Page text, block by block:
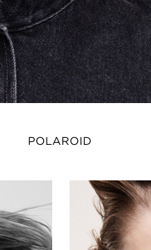
POLAROID